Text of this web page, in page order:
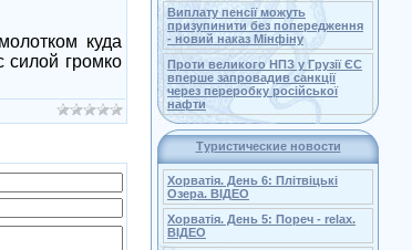
куда
силой громко
Виплату пенсії можуть
призупинити без попередження
- новий наказ Мінфіну
Проти великого НПЗ у Грузії ЄС
вперше запровадив санкції
через переробку російської
нафти
Туристические новости
Хорватія. День 6: Плітвіцькі
Озера. ВІДЕО
Хорватія. День 5: Пореч - relax.
ВІДЕО